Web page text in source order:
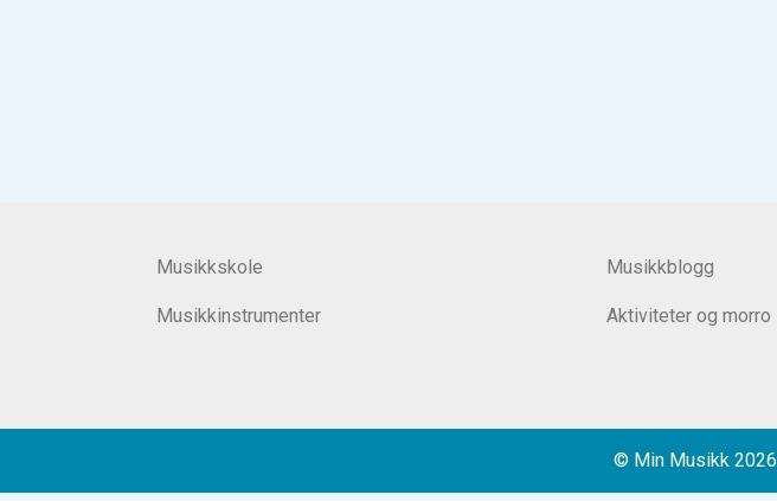
Musikkskole
Musikkinstrumenter
Musikkblogg
Aktiviteter og morro
© Min Musikk 2026